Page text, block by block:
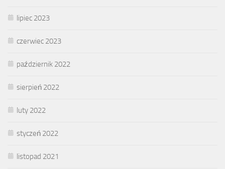
lipiec 2023
czerwiec 2023
październik 2022
sierpień 2022
luty 2022
styczeń 2022
listopad 2021